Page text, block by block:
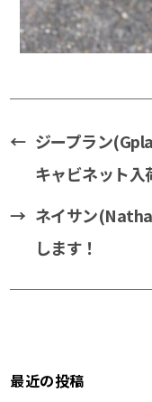
← ジープラン
キャビネット入
→ ネイサン
します！
最近の投稿